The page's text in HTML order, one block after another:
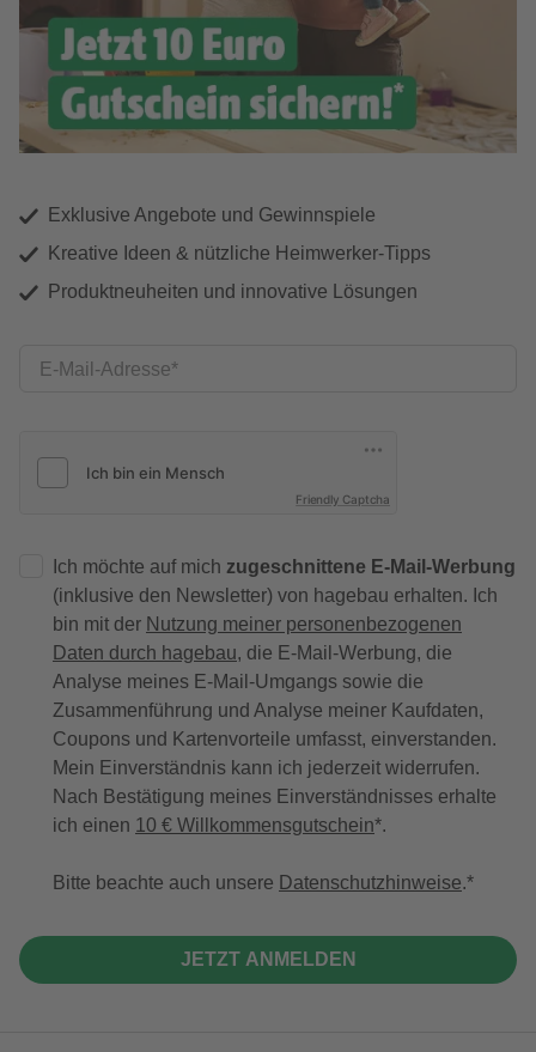
Exklusive Angebote und Gewinnspiele
Kreative Ideen & nützliche Heimwerker-Tipps
Produktneuheiten und innovative Lösungen
E-Mail-Adresse
Friendly Captcha
Ich möchte auf mich zugeschnittene E-Mail-Werbung
(inklusive den Newsletter) von hagebau erhalten. Ich
bin mit der Nutzung meiner personenbezogenen
Daten durch hagebau, die E-Mail-Werbung, die
Analyse meines E-Mail-Umgangs sowie die
Zusammenführung und Analyse meiner Kaufdaten,
Coupons und Kartenvorteile umfasst, einverstanden.
Mein Einverständnis kann ich jederzeit widerrufen.
Nach Bestätigung meines Einverständnisses erhalte
ich einen 10 € Willkommensgutschein*.
Bitte beachte auch unsere Datenschutzhinweise.
JETZT ANMELDEN